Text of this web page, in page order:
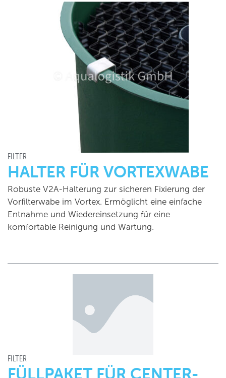
FILTER
HALTER FÜR VORTEXWABE
Robuste V2A-Halterung zur sicheren Fixierung der
Vorfilterwabe im Vortex. Ermöglicht eine einfache
Entnahme und Wiedereinsetzung für eine
komfortable Reinigung und Wartung.
FILTER
FÜLLPAKET FÜR CENTER-